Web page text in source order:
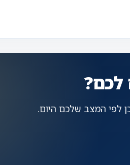
לכם?
לפי המצב שלכם היום.